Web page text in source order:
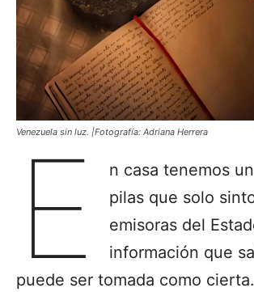
Venezuela sin luz. |Fotografía: Adriana Herrera
E
n casa tenemos
pilas que solo
emisoras del
información que
puede ser tomada como